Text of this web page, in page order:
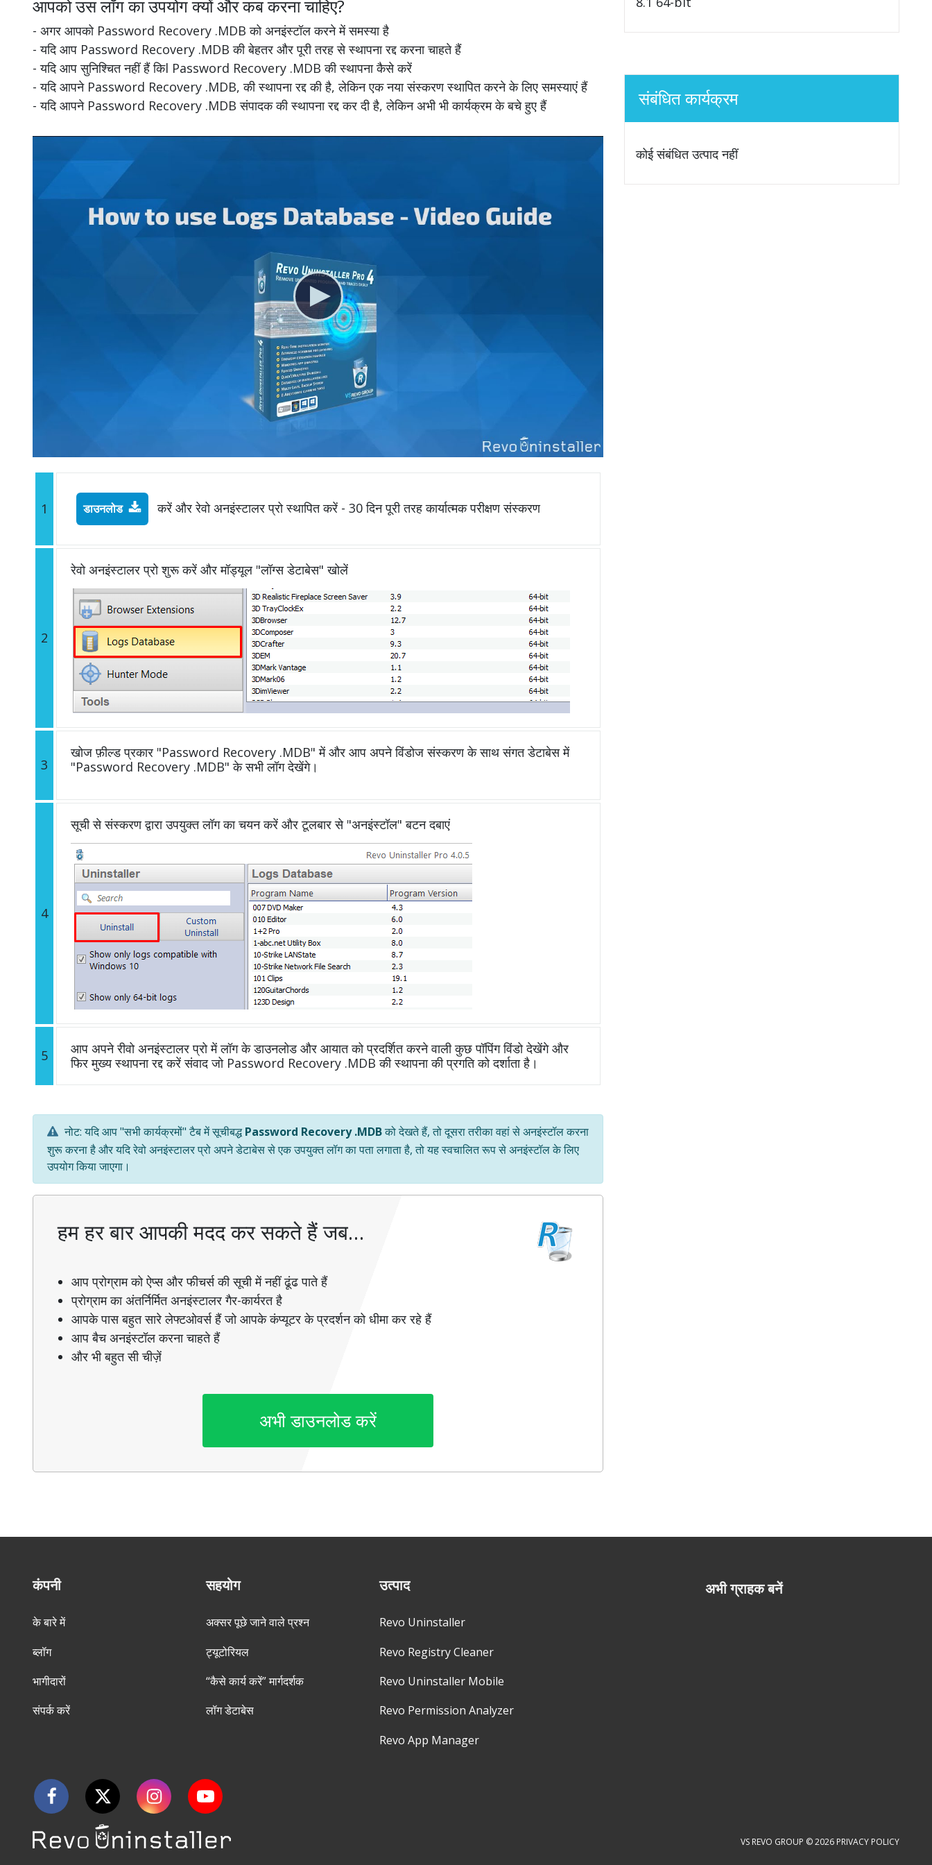
आपको उस लॉग का उपयोग क्यों और कब करना चाहिए?
- अगर आपको Password Recovery .MDB को अनइंस्टॉल करने में समस्या है
- यदि आप Password Recovery .MDB की बेहतर और पूरी तरह से स्थापना रद्द करना चाहते हैं
- यदि आप सुनिश्चित नहीं हैं किl Password Recovery .MDB की स्थापना कैसे करें
- यदि आपने Password Recovery .MDB, की स्थापना रद्द की है, लेकिन एक नया संस्करण स्थापित करने के लिए समस्याएं हैं
- यदि आपने Password Recovery .MDB संपादक की स्थापना रद्द कर दी है, लेकिन अभी भी कार्यक्रम के बचे हुए हैं
1 डाउनलोड करें और रेवो अनइंस्टालर प्रो स्थापित करें - 30 दिन पूरी तरह कार्यात्मक परीक्षण संस्करण
2
रेवो अनइंस्टालर प्रो शुरू करें और मॉड्यूल "लॉग्स डेटाबेस" खोलें
3
खोज फ़ील्ड प्रकार "Password Recovery .MDB" में और आप अपने विंडोज संस्करण के साथ संगत डेटाबेस में
"Password Recovery .MDB" के सभी लॉग देखेंगे।
4
सूची से संस्करण द्वारा उपयुक्त लॉग का चयन करें और टूलबार से "अनइंस्टॉल" बटन दबाएं
5
आप अपने रीवो अनइंस्टालर प्रो में लॉग के डाउनलोड और आयात को प्रदर्शित करने वाली कुछ पॉपिंग विंडो देखेंगे और
फिर मुख्य स्थापना रद्द करें संवाद जो Password Recovery .MDB की स्थापना की प्रगति को दर्शाता है।
नोट: यदि आप "सभी कार्यक्रमों" टैब में सूचीबद्धPassword Recovery .MDBको देखते हैं, तो दूसरा तरीका वहां से अनइंस्टॉल करना
शुरू करना है और यदि रेवो अनइंस्टालर प्रो अपने डेटाबेस से एक उपयुक्त लॉग का पता लगाता है, तो यह स्वचालित रूप से अनइंस्टॉल के लिए
उपयोग किया जाएगा।
हम हर बार आपकी मदद कर सकते हैं जब…
आप प्रोग्राम को ऐप्स और फीचर्स की सूची में नहीं ढूंढ पाते हैं
प्रोग्राम का अंतर्निर्मित अनइंस्टालर गैर-कार्यरत है
आपके पास बहुत सारे लेफ्टओवर्स हैं जो आपके कंप्यूटर के प्रदर्शन को धीमा कर रहे हैं
आप बैच अनइंस्टॉल करना चाहते हैं
और भी बहुत सी चीज़ें
अभी डाउनलोड करें
संबंधित कार्यक्रम
कोई संबंधित उत्पाद नहीं
कंपनी
के बारे में
ब्लॉग
भागीदारों
संपर्क करें
सहयोग
अक्सर पूछे जाने वाले प्रश्न
ट्यूटोरियल
“कैसे कार्य करें” मार्गदर्शक
लॉग डेटाबेस
उत्पाद
Revo Uninstaller
Revo Registry Cleaner
Revo Uninstaller Mobile
Revo Permission Analyzer
Revo App Manager
अभी ग्राहक बनें
VS REVO GROUP © 2026 PRIVACY POLICY